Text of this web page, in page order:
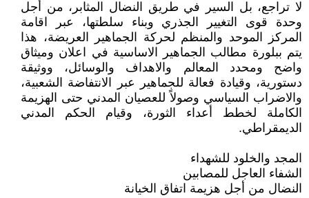
لا تراجع، بل السير في طريق النضال المثابر، من أجل
وحدة قوى التغيير الجذري وبناء سلطتها، عبر اقامة
المركز الموحد والمنظم لحركة الجماهير العريضة، هذا
يتم ببلورة مطالب الجماهير الاساسية في اعلان وميثاق
واضح ومحدد المعالم والاهداف والوسائل، ووثيقة
دستورية، وقيادة فعالة للجماهير عبر الانتفاضة الشعبية،
والاضراب السياسي وصولاً للعصيان المدني حتى الهزيمة
الكاملة لخطط أعداء الثورة، وقيام الحكم المدني
الديمقراطي.
المجد والخلود للشهداء
الشفاء العاجل للمصابين
النضال من أجل هزيمة اتفاق الخيانة